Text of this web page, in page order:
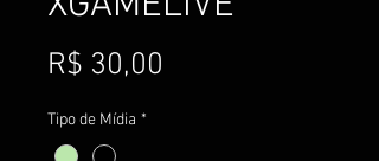
R$ 30,00
Tipo de Mídia *